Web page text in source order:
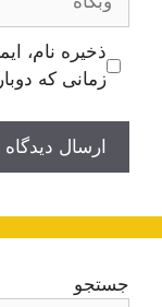
ذخیره نام،
زمانی که
جستجو